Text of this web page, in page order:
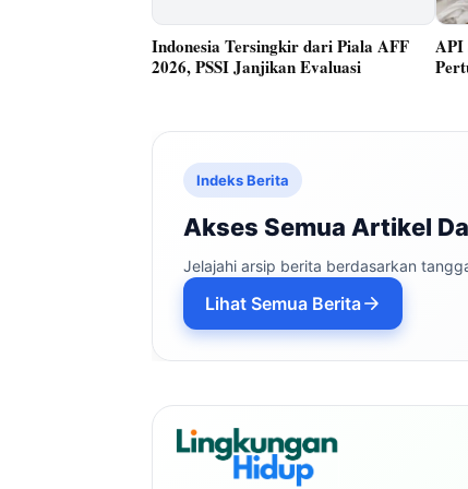
Indonesia Tersingkir dari Piala AFF
2026, PSSI Janjikan Evaluasi
API
Indeks Berita
Akses Semua Artikel
Jelajahi arsip berita berdasarkan
Lihat Semua Berita